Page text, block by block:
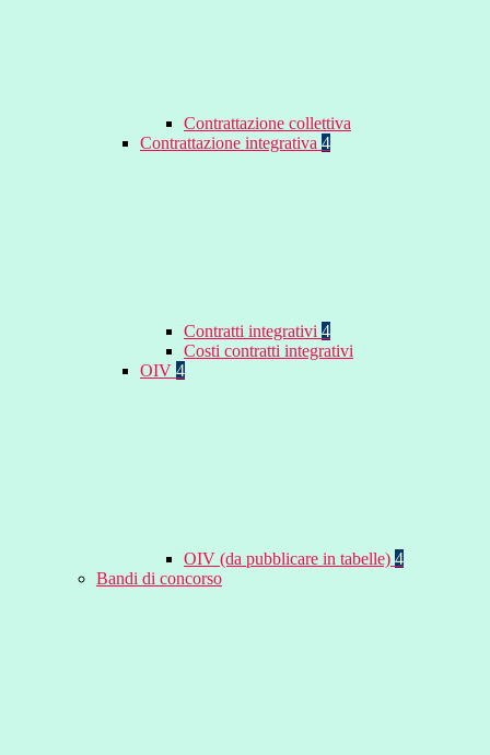
Contrattazione collettiva
Contrattazione integrativa 4
Contratti integrativi 4
Costi contratti integrativi
OIV 4
OIV (da pubblicare in tabelle) 4
Bandi di concorso